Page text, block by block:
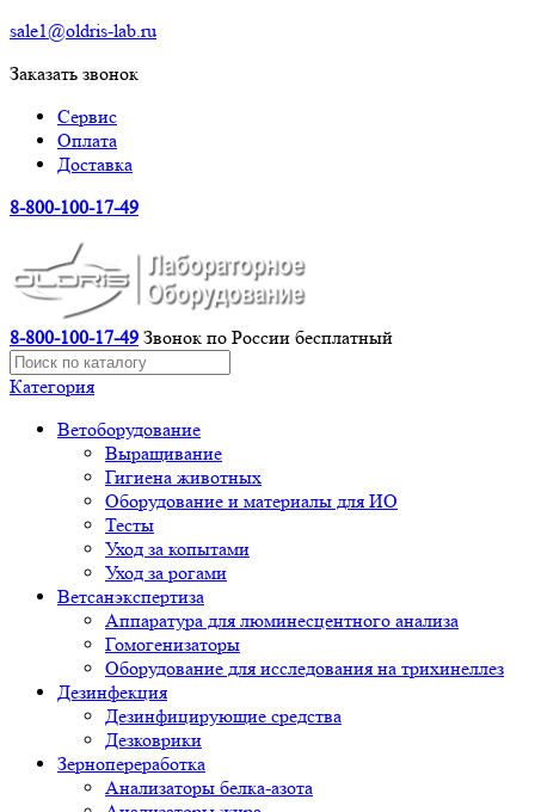
sale1@oldris-lab.ru
Заказать звонок
Сервис
Оплата
Доставка
8-800-100-17-49
8-800-100-17-49 Звонок по России бесплатный
Категория
Ветоборудование
Выращивание
Гигиена животных
Оборудование и материалы для ИО
Тесты
Уход за копытами
Уход за рогами
Ветсанэкспертиза
Аппаратура для люминесцентного анализа
Гомогенизаторы
Оборудование для исследования на трихинеллез
Дезинфекция
Дезинфицирующие средства
Дезковрики
Зернопереработка
Анализаторы белка-азота